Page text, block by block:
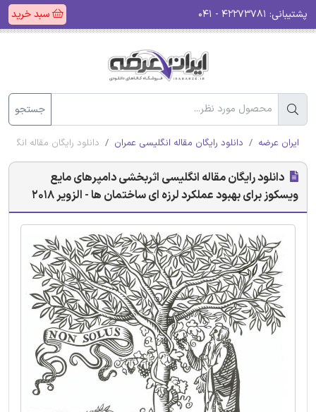
پشتیبانی: سبد خرید
جستجو
ایران عرضه دانلود رایگان مقاله انگلیسی عمران دانلود رایگان مقاله
دانلود رایگان مقاله انگلیسی اثربخشی دامپرهای مایع
ویسکوز برای بهبود عملکرد لرزه ای ساختمان ها - الزویر 2018